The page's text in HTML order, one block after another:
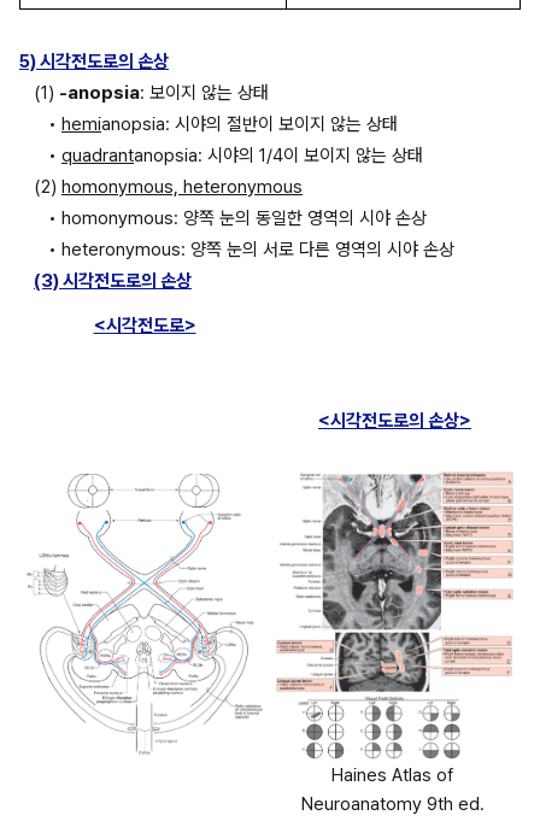
5) 시각전도로의 손상
(1) -anopsia: 보이지 않는 상태
• hemianopsia: 시야의 절반이 보이지 않는 상태
• quadrantanopsia: 시야의 1/4이 보이지 않는 상태
(2) homonymous, heteronymous
• homonymous: 양쪽 눈의 동일한 영역의 시야 손상
• heteronymous: 양쪽 눈의 서로 다른 영역의 시야 손상
(3) 시각전도로의 손상
<시각전도로>
<시각전도로의 손상>
Haines Atlas of
Neuroanatomy 9th ed.